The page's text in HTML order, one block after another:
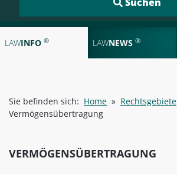
LAWINFO ® LAWNEWS ®
Sie befinden sich: Home » Rechtsgebiete
Vermögensübertragung
VERMÖGENSÜBERTRAGUNG